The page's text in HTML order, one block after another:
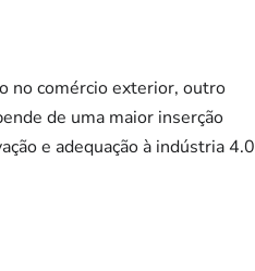
no comércio exterior, outro
de uma maior inserção
e adequação à indústria 4.0